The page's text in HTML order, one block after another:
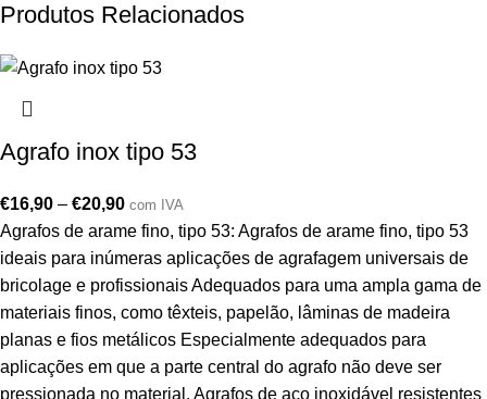
Produtos Relacionados
Agrafo inox tipo 53
€16,90 – €20,90 com IVA
Agrafos de arame fino, tipo 53: Agrafos de arame fino, tipo 53
ideais para inúmeras aplicações de agrafagem universais de
bricolage e profissionais Adequados para uma ampla gama de
materiais finos, como têxteis, papelão, lâminas de madeira
planas e fios metálicos Especialmente adequados para
aplicações em que a parte central do agrafo não deve ser
pressionada no material. Agrafos de aço inoxidável resistentes